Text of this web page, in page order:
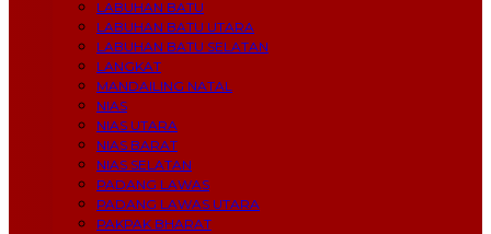
LABUHAN BATU
LABUHAN BATU UTARA
LABUHAN BATU SELATAN
LANGKAT
MANDAILING NATAL
NIAS
NIAS UTARA
NIAS BARAT
NIAS SELATAN
PADANG LAWAS
PADANG LAWAS UTARA
PAKPAK BHARAT